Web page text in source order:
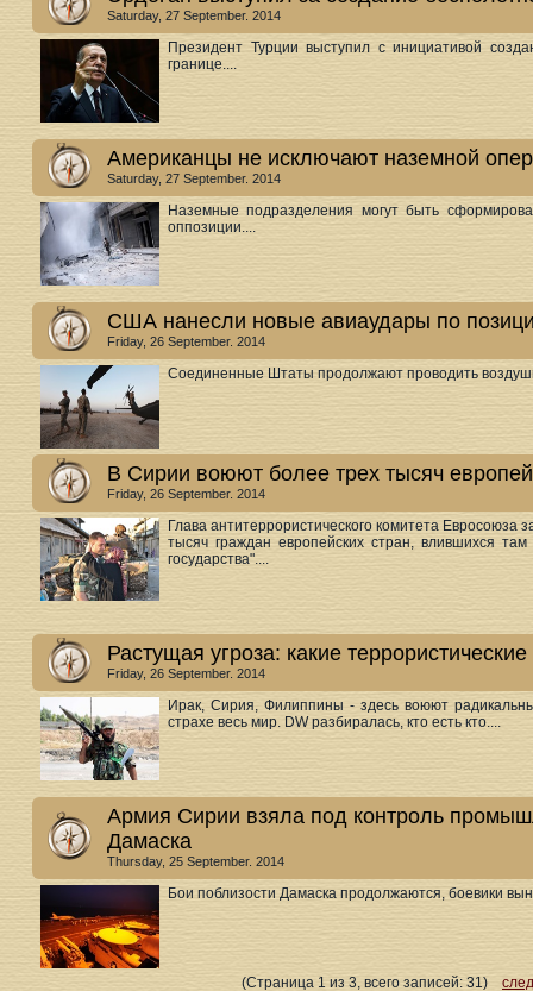
Saturday, 27 September. 2014
Президент Турции выступил с инициативой
границе....
Американцы не исключают наземной
Saturday, 27 September. 2014
Наземные подразделения могут быть
оппозиции....
США нанесли новые авиаудары по
Friday, 26 September. 2014
Соединенные Штаты продолжают проводить
В Сирии воюют более трех тысяч
Friday, 26 September. 2014
Глава антитеррористического комитета Евросоюза
тысяч граждан европейских стран, влившихся
государства"....
Растущая угроза: какие
Friday, 26 September. 2014
Ирак, Сирия, Филиппины - здесь воюют
страхе весь мир. DW разбиралась, кто есть кто....
Армия Сирии взяла под контроль
Дамаска
Thursday, 25 September. 2014
Бои поблизости Дамаска продолжаются, боевики
(Страница 1 из 3, всего записей: 31)